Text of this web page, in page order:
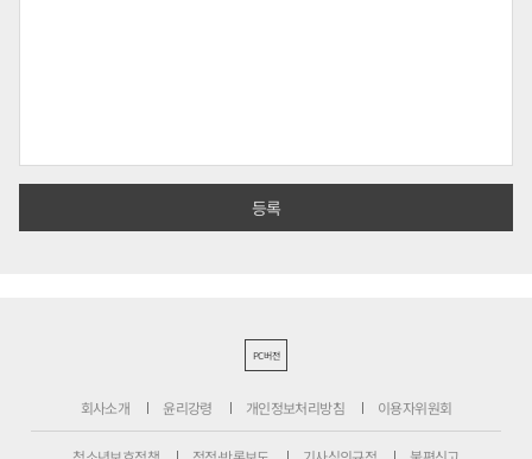
PC버전
회사소개 윤리강령 개인정보처리방침 이용자위원회